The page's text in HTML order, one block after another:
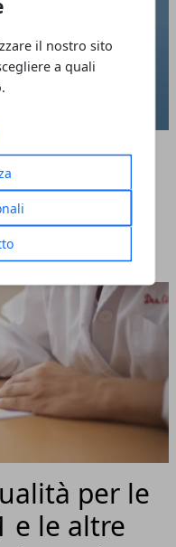
il nostro sito
a quali
e come
2026
per le
e le altre